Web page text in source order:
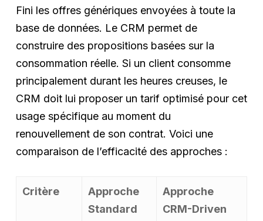
Fini les offres génériques envoyées à toute la
base de données. Le CRM permet de
construire des propositions basées sur la
consommation réelle. Si un client consomme
principalement durant les heures creuses, le
CRM doit lui proposer un tarif optimisé pour cet
usage spécifique au moment du
renouvellement de son contrat. Voici une
comparaison de l’efficacité des approches :
Critère
Approche
Standard
Approche
CRM-Driven